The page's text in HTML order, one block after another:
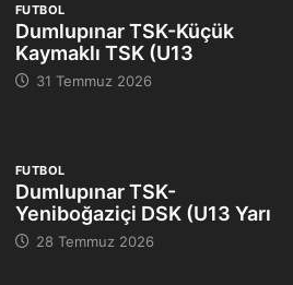
FUTBOL
Dumlupınar TSK-Küçük
Kaymaklı TSK (U13
31 Temmuz 2026
FUTBOL
Dumlupınar TSK-
Yeniboğaziçi DSK (U13 Yarı
28 Temmuz 2026